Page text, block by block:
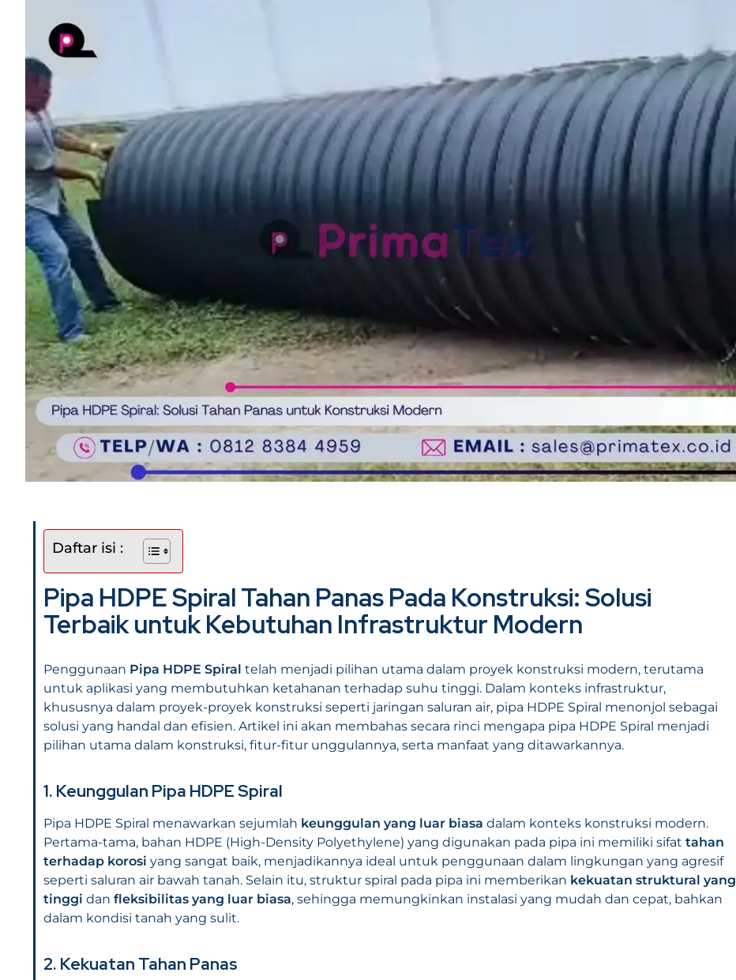
Daftar isi :
Pipa HDPE Spiral Tahan Panas Pada Konstruksi: Solusi
Terbaik untuk Kebutuhan Infrastruktur Modern
Penggunaan Pipa HDPE Spiral telah menjadi pilihan utama dalam proyek konstruksi modern, terutama
untuk aplikasi yang membutuhkan ketahanan terhadap suhu tinggi. Dalam konteks infrastruktur,
khususnya dalam proyek-proyek konstruksi seperti jaringan saluran air, pipa HDPE Spiral menonjol sebagai
solusi yang handal dan efisien. Artikel ini akan membahas secara rinci mengapa pipa HDPE Spiral menjadi
pilihan utama dalam konstruksi, fitur-fitur unggulannya, serta manfaat yang ditawarkannya.
1. Keunggulan Pipa HDPE Spiral
Pipa HDPE Spiral menawarkan sejumlah keunggulan yang luar biasa dalam konteks konstruksi modern.
Pertama-tama, bahan HDPE (High-Density Polyethylene) yang digunakan pada pipa ini memiliki sifat tahan
terhadap korosi yang sangat baik, menjadikannya ideal untuk penggunaan dalam lingkungan yang agresif
seperti saluran air bawah tanah. Selain itu, struktur spiral pada pipa ini memberikan kekuatan struktural yang
tinggi dan fleksibilitas yang luar biasa, sehingga memungkinkan instalasi yang mudah dan cepat, bahkan
dalam kondisi tanah yang sulit.
2. Kekuatan Tahan Panas